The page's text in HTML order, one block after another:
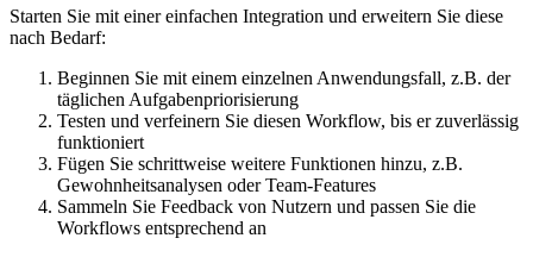
Starten Sie mit einer einfachen Integration und erweitern Sie diese
nach Bedarf:
Beginnen Sie mit einem einzelnen Anwendungsfall, z.B. der
täglichen Aufgabenpriorisierung
Testen und verfeinern Sie diesen Workflow, bis er zuverlässig
funktioniert
Fügen Sie schrittweise weitere Funktionen hinzu, z.B.
Gewohnheitsanalysen oder Team-Features
Sammeln Sie Feedback von Nutzern und passen Sie die
Workflows entsprechend an